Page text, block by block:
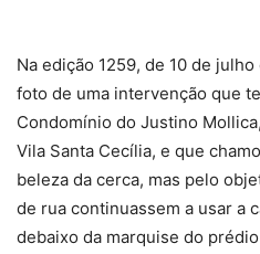
Na edição 1259, de 10 de
foto de uma intervenção que
Condomínio do Justino
Vila Santa Cecília, e que
beleza da cerca, mas pelo
de rua continuassem a usar a
debaixo da marquise do